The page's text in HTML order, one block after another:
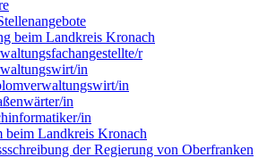
beim Landkreis Kronach
r
in
in
in
in
beim Landkreis Kronach
der Regierung von Oberfranken